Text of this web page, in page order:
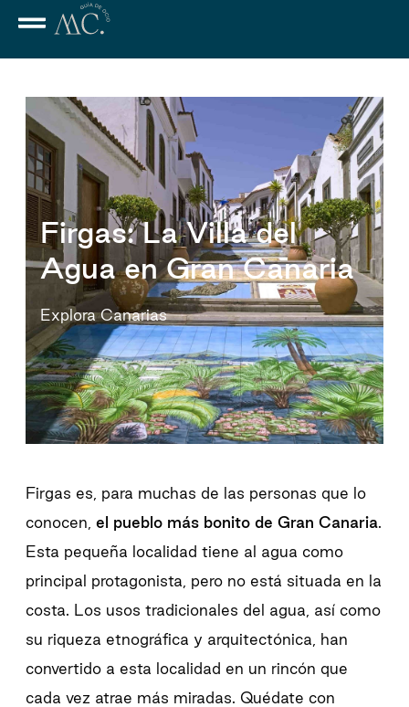
Firgas: La Villa del
Agua en Gran Canaria
Explora Canarias
Firgas es, para muchas de las personas que lo
conocen, el pueblo más bonito de Gran Canaria.
Esta pequeña localidad tiene al agua como
principal protagonista, pero no está situada en la
costa. Los usos tradicionales del agua, así como
su riqueza etnográfica y arquitectónica, han
convertido a esta localidad en un rincón que
cada vez atrae más miradas. Quédate con